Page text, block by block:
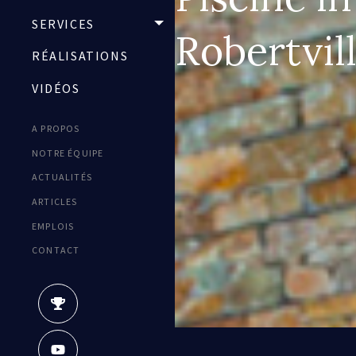
SERVICES
TOGGLE MENU
RÉALISATIONS
VIDÉOS
A PROPOS
NOTRE ÉQUIPE
ACTUALITÉS
ARTICLES
EMPLOIS
CONTACT